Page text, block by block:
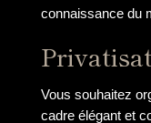
connaissance du
Vous souhaitez
cadre élégant et